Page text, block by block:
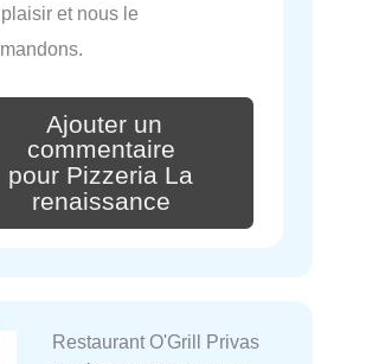
et nous le
Ajouter un
commentaire
pour Pizzeria La
renaissance
Restaurant O'Grill Privas